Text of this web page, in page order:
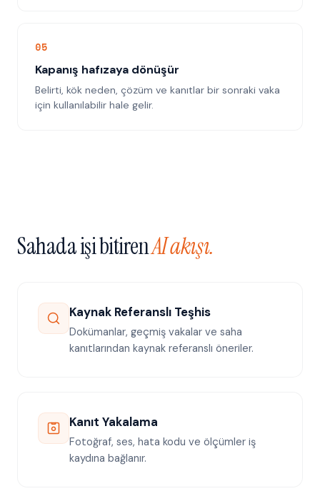
05
Kapanış hafızaya dönüşür
Belirti, kök neden, çözüm ve kanıtlar bir sonraki vaka
için kullanılabilir hale gelir.
Sahada işi bitirenAI akışı.
Kaynak Referanslı Teşhis
Dokümanlar, geçmiş vakalar ve saha
kanıtlarından kaynak referanslı öneriler.
Kanıt Yakalama
Fotoğraf, ses, hata kodu ve ölçümler iş
kaydına bağlanır.